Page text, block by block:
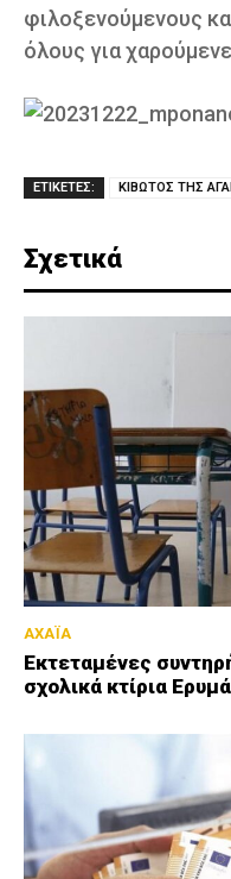
φιλοξενούμενους
όλους για
ΕΤΙΚΕΤΕΣ: ΚΙΒΩΤΟΣ ΤΗΣ
Σχετικά
ΑΧΑΪΑ
Εκτεταμένες
σχολικά κτίρια